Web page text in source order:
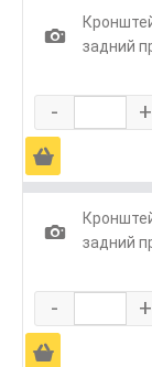
1
задний
- +
Ä
1
задний
- +
Ä